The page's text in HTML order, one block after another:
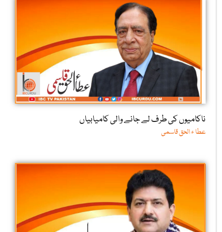
ناکامیوں کی طرف لے جانے والی کامیابیاں
عطا ء الحق قاسمی